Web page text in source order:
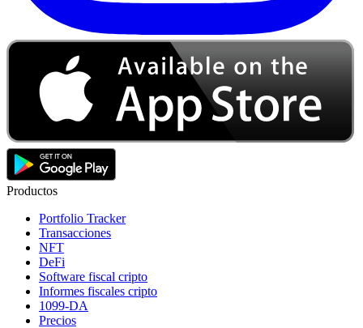
Productos
Portfolio Tracker
Transacciones
NFT
DeFi
Software fiscal cripto
Informes fiscales cripto
1099-DA
Precios